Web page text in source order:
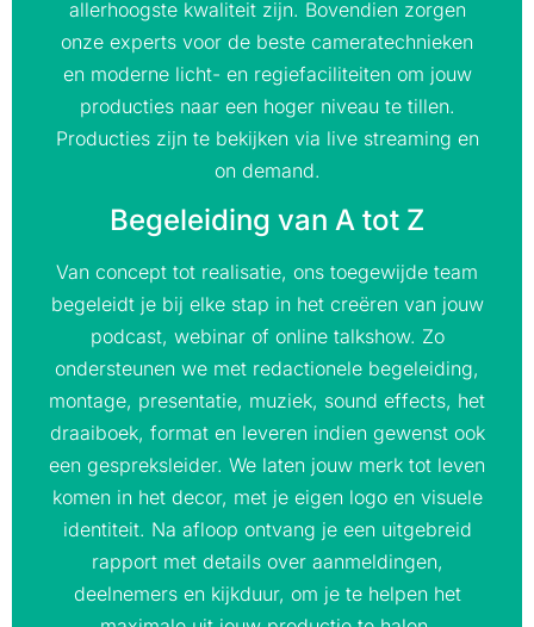
allerhoogste kwaliteit zijn. Bovendien zorgen
onze experts voor de beste cameratechnieken
en moderne licht- en regiefaciliteiten om jouw
producties naar een hoger niveau te tillen.
Producties zijn te bekijken via live streaming en
on demand.
Begeleiding van A tot Z
Van concept tot realisatie, ons toegewijde team
begeleidt je bij elke stap in het creëren van jouw
podcast, webinar of online talkshow. Zo
ondersteunen we met redactionele begeleiding,
montage, presentatie, muziek, sound effects, het
draaiboek, format en leveren indien gewenst ook
een gespreksleider. We laten jouw merk tot leven
komen in het decor, met je eigen logo en visuele
identiteit. Na afloop ontvang je een uitgebreid
rapport met details over aanmeldingen,
deelnemers en kijkduur, om je te helpen het